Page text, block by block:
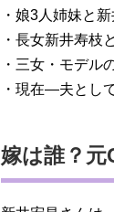
・娘3人姉妹と
・長女新井寿枝
・三女・モデル
・現在—夫とし
嫁は誰？